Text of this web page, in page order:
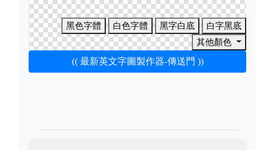
黑色字體 白色字體 黑字白底
白字黑底
其他顏色
(( 最新英文字圖製作器-傳送門 ))